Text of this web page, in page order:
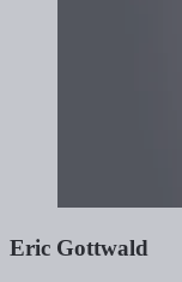
Eric Gottwald